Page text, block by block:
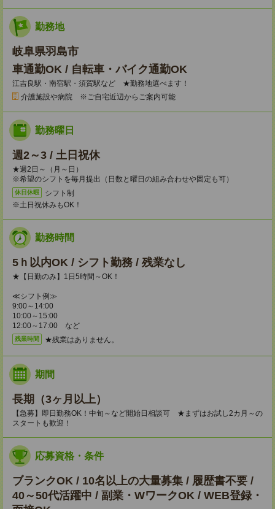
勤務地
岐阜県羽島市
車通勤OK / 自転車・バイク通勤OK
江吉良駅・南宿駅・須賀駅など ★勤務地選べます！
介護施設や病院 ※ご自宅近辺からご案内可能
勤務曜日
週2～3 / 土日祝休
★週2日～（月～日）
※希望のシフトを毎月提出（日数と曜日の組み合わせや固定も可）
休日休暇
シフト制
※土日祝休みもOK！
勤務時間
5ｈ以内OK / シフト勤務 / 残業なし
★【日勤のみ】1日5時間～OK！
≪シフト例≫
9:00～14:00
10:00～15:00
12:00～17:00 など
残業時間 ★残業はありません。
期間
長期（3ヶ月以上）
【急募】即日勤務OK！中旬～など開始日相談可 ★まずはお試し2カ月～の
スタートも歓迎！
応募資格・条件
ブランクOK / 10名以上の大量募集 / 履歴書不要 /
40～50代活躍中 / 副業・WワークOK / WEB登録・